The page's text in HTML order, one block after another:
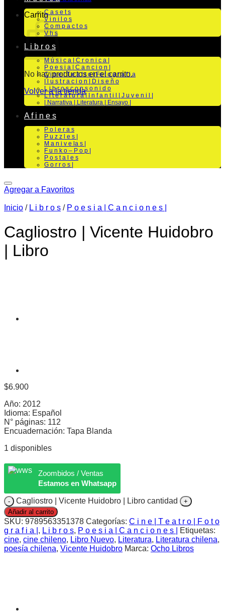
Carrito
No hay productos en el carrito.
Volver a la tienda
C a s e t s
V i n i l o s
C o m p a c t o s
V h s
L i b r o s
M ú s i c a | C r o n i c a |
P o e s i a | C a n c i o n |
C i n e | T e a t r o | Fo t o g r a f i a
I l u s t r a c i o n | D i s e ñ o
L i b r o s c o n s o n i d o
L i t e r a t u r a | I n f a n t i l | J u v e n i l |
| Narrativa | Literatura | Ensayo |
A f i n e s
P o l e r a s
P u z z l e s |
M a n i v e la s |
F u n k o – P o p |
P o s t a l e s
G o r r o s |
Agregar a Favoritos
Inicio / L i b r o s / P o e s i a | C a n c i o n e s |
Cagliostro | Vicente Huidobro
| Libro
$6.900
Año: 2012
Idioma: Español
N° páginas: 112
Encuadernación: Tapa Blanda
1 disponibles
Zoombidos / Ventas
Estamos en Whatsapp
Cagliostro | Vicente Huidobro | Libro cantidad
Añadir al carrito
SKU: 9789563351378 Categorías: C i n e | T e a t r o | F o t o
g r a f i a | , L i b r o s, P o e s i a | C a n c i o n e s |
Etiquetas:
cine, cine chileno, Libro Nuevo, Literatura, Literatura chilena,
poesía chilena, Vicente Huidobro Marca: Ocho Libros